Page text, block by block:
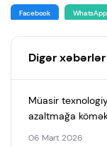
Facebook WhatsApp
Digər xəbərlər
Müasir
azaltmağa
06 Mart 2026